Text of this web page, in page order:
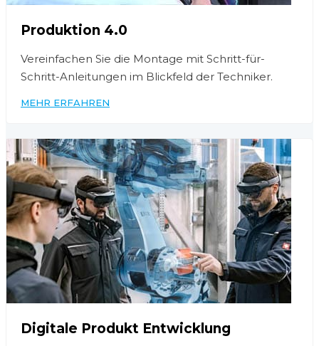
Produktion 4.0
Vereinfachen Sie die Montage mit Schritt-für-
Schritt-Anleitungen im Blickfeld der Techniker.
MEHR ERFAHREN
Digitale Produkt Entwicklung